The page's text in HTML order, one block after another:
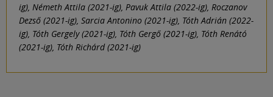
ig), Németh Attila (2021-ig), Pavuk Attila (2022-ig), Roczanov
Dezső (2021-ig), Sarcia Antonino (2021-ig), Tóth Adrián (2022-
ig), Tóth Gergely (2021-ig), Tóth Gergő (2021-ig), Tóth Renátó
(2021-ig), Tóth Richárd (2021-ig)